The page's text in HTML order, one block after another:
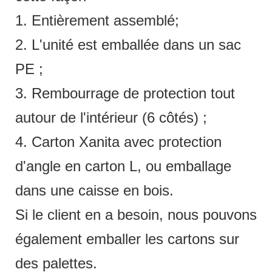
1. Entièrement assemblé;
2. L'unité est emballée dans un sac
PE ;
3. Rembourrage de protection tout
autour de l'intérieur (6 côtés) ;
4. Carton Xanita avec protection
d'angle en carton L, ou emballage
dans une caisse en bois.
Si le client en a besoin, nous pouvons
également emballer les cartons sur
des palettes.